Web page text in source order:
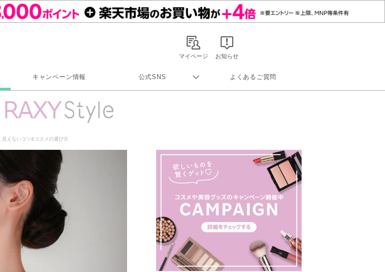
お知らせ
マイページ
キャンペーン情報 公式SNS
Rakuten Link
よくあるご質問
見えないコツ&コスメの選び方